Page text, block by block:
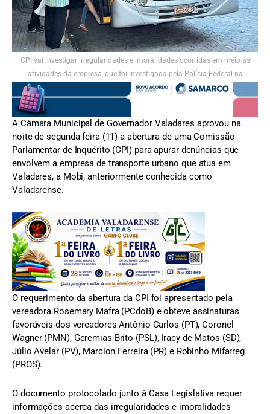
CPI vai investigar irregularidades e imoralidades ocorridas em meio às
atividades da empresa, que foi investigada pela Polícia Federal na
Operação "Mar de Lama", em 2016. Foto: Divulgação
A Câmara Municipal de Governador Valadares aprovou na
noite de segunda-feira (11) a abertura de uma Comissão
Parlamentar de Inquérito (CPI) para apurar denúncias que
envolvem a empresa de transporte urbano que atua em
Valadares, a Mobi, anteriormente conhecida como
Valadarense.
O requerimento da abertura da CPI foi apresentado pela
vereadora Rosemary Mafra (PCdoB) e obteve assinaturas
favoráveis dos vereadores Antônio Carlos (PT), Coronel
Wagner (PMN), Geremias Brito (PSL), Iracy de Matos (SD),
Júlio Avelar (PV), Marcion Ferreira (PR) e Robinho Mifarreg
(PROS).
O documento protocolado junto à Casa Legislativa requer
informações acerca das irregularidades e imoralidades